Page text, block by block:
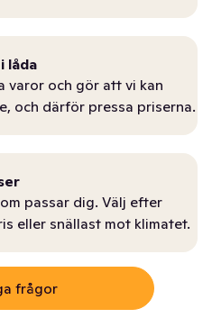
låda
varor och gör att vi kan
och därför pressa priserna.
passar dig. Välj efter
eller snällast mot klimatet.
frågor